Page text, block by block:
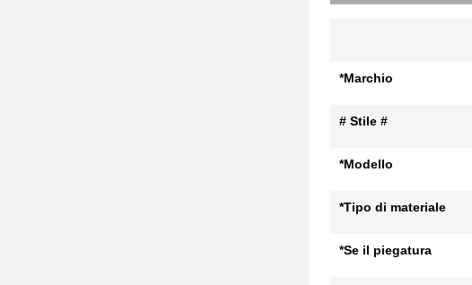
*Marchio
# Stile #
*Modello
*Tipo di materiale
*Se il piegatura